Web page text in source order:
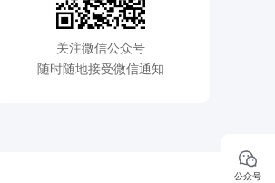
关注微信公众号
随时随地接受微信通知
公众号